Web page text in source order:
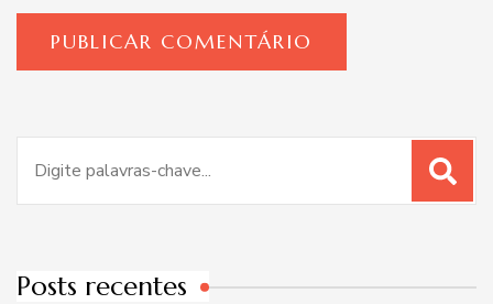
por:
Posts recentes